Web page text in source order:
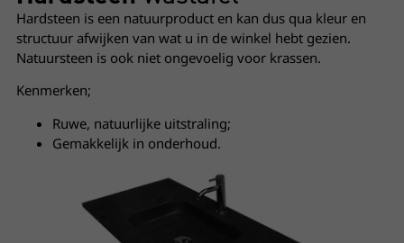
Hardsteen is een natuurproduct en kan dus qua kleur en
structuur afwijken van wat u in de winkel hebt gezien.
Natuursteen is ook niet ongevoelig voor krassen.
Kenmerken;
Ruwe, natuurlijke uitstraling;
Gemakkelijk in onderhoud.